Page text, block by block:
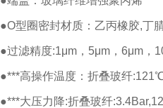
●O型圈密封材质：乙丙橡胶,丁
●过滤精度:1μm，5μm，6μm，
●***高操作温度：折叠玻纤
●***大压力降:折叠玻纤